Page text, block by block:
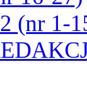
(nr 1-